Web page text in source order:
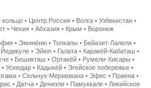
кольцо • Центр.Россия • Волга •Узбекистан •
• Чехия• Абхазия• Крым • Воронеж
•Эминёню •Топкапы • Бейазит-Лалели •
Йедикуле• Эйюп• Галата• Каракёй-Кабаташ •
• Бешикташ • Ортакёй• Румели-Хисары •
•Ускюдар • Кадыкёй •Эгейское побережье •
• Сельчук-Мериемана• Эфес • Приена•
• Датча• Денизли• Памуккале• Ликийское